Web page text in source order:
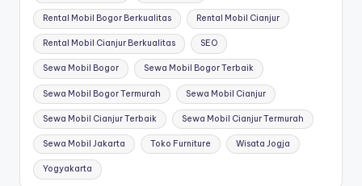
Rental Mobil Bogor Berkualitas Rental Mobil Cianjur
Rental Mobil Cianjur Berkualitas SEO
Sewa Mobil Bogor Sewa Mobil Bogor Terbaik
Sewa Mobil Bogor Termurah Sewa Mobil Cianjur
Sewa Mobil Cianjur Terbaik Sewa Mobil Cianjur Termurah
Sewa Mobil Jakarta Toko Furniture Wisata Jogja
Yogyakarta